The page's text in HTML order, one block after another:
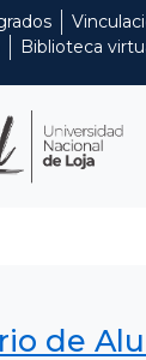
Biblioteca
de